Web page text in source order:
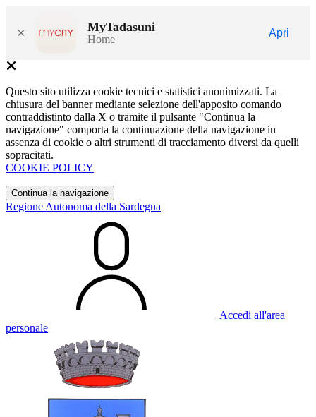
× MyTadasuni
Home
Apri
Questo sito utilizza cookie tecnici e statistici anonimizzati. La
chiusura del banner mediante selezione dell'apposito comando
contraddistinto dalla X o tramite il pulsante "Continua la
navigazione" comporta la continuazione della navigazione in
assenza di cookie o altri strumenti di tracciamento diversi da quelli
sopracitati.
COOKIE POLICY
Continua la navigazione
Regione Autonoma della Sardegna
Accedi all'area
personale